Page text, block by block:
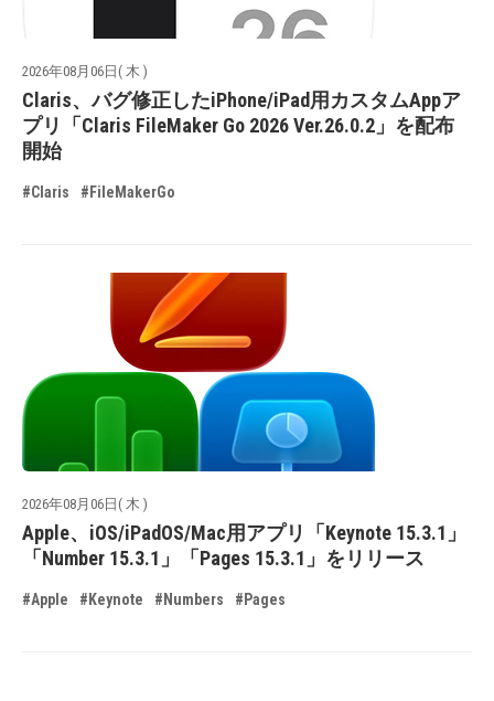
2026年08月06日( 木 )
Claris、バグ修正したiPhone/iPad用カスタムAppア
プリ「Claris FileMaker Go 2026 Ver.26.0.2」を配布
開始
#Claris #FileMakerGo
2026年08月06日( 木 )
Apple、iOS/iPadOS/Mac用アプリ「Keynote 15.3.1」
「Number 15.3.1」「Pages 15.3.1」をリリース
#Apple #Keynote #Numbers #Pages